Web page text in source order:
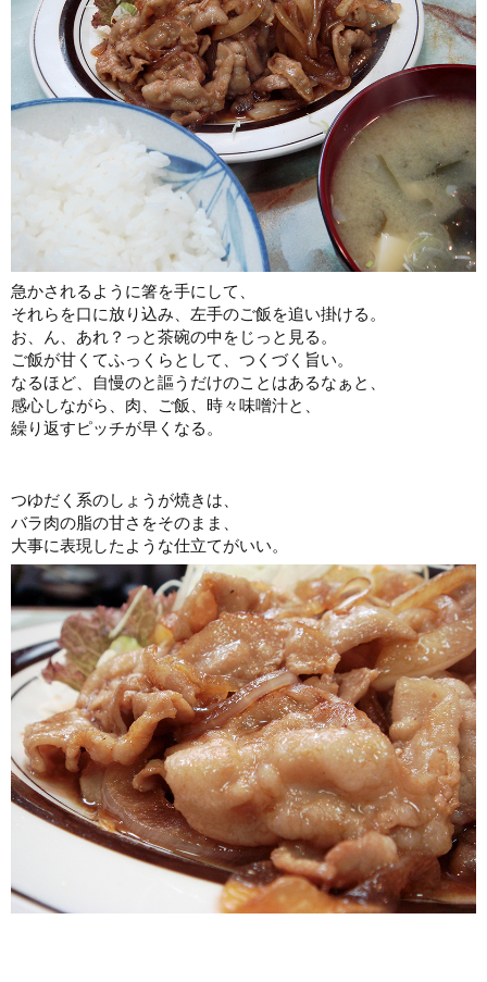
急かされるように箸を手にして、
それらを口に放り込み、左手のご飯を追い掛ける。
お、ん、あれ？っと茶碗の中をじっと見る。
ご飯が甘くてふっくらとして、つくづく旨い。
なるほど、自慢のと謳うだけのことはあるなぁと、
感心しながら、肉、ご飯、時々味噌汁と、
繰り返すピッチが早くなる。
つゆだく系のしょうが焼きは、
バラ肉の脂の甘さをそのまま、
大事に表現したような仕立てがいい。